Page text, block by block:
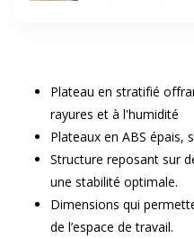
Plateau en stratifié
rayures et à l'humidité
Plateaux en ABS épais,
Structure reposant sur
une stabilité optimale.
Dimensions qui
de l’espace de travail.